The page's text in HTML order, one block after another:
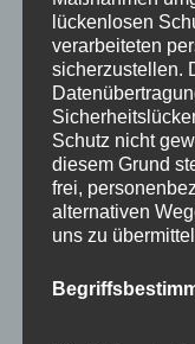
März 2018
Dezember 2017
März 2017
November 2016
August 2016
Juli 2016
Juni 2016
lückenlosen
verarbeiteten
sicherzustellen.
Schutz nicht
diesem Grund
frei,
alternativen
uns zu